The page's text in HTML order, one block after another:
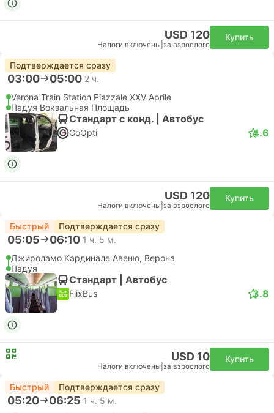
USD 120
Налоги включены за взрослого
Купить
Подтверждается сразу
03:00 05:00 2 ч.
Verona Train Station Piazzale XXV Aprile
Падуя Вокзальная Площадь
Стандарт с конд. | Автобус
GoOpti 4.6
USD 120
Налоги включены за взрослого
Купить
Быстрый Подтверждается сразу
05:05 06:10 1 ч. 5 м.
Джироламо Кардинале Авеню, Верона
Падуя
Стандарт | Автобус
FlixBus 3.8
USD 10
Налоги включены за взрослого
Купить
Быстрый Подтверждается сразу
05:20 06:25 1 ч. 5 м.